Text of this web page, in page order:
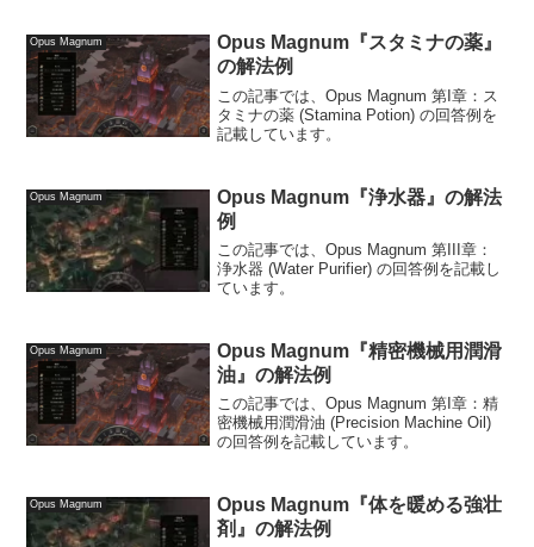
Opus Magnum
Opus Magnum『スタミナの薬』
の解法例
この記事では、Opus Magnum 第I章：ス
タミナの薬 (Stamina Potion) の回答例を
記載しています。
Opus Magnum
Opus Magnum『浄水器』の解法
例
この記事では、Opus Magnum 第III章：
浄水器 (Water Purifier) の回答例を記載し
ています。
Opus Magnum
Opus Magnum『精密機械用潤滑
油』の解法例
この記事では、Opus Magnum 第I章：精
密機械用潤滑油 (Precision Machine Oil)
の回答例を記載しています。
Opus Magnum
Opus Magnum『体を暖める強壮
剤』の解法例